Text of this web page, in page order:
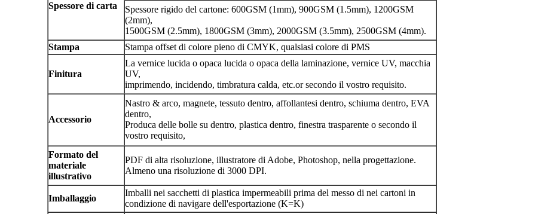
Spessore di carta
Spessore rigido del cartone: 600GSM (1mm), 900GSM (1.5mm), 1200GSM
(2mm),
1500GSM (2.5mm), 1800GSM (3mm), 2000GSM (3.5mm), 2500GSM (4mm).
Stampa
Stampa offset di colore pieno di CMYK, qualsiasi colore di PMS
Finitura
La vernice lucida o opaca lucida o opaca della laminazione, vernice UV, macchia
UV,
imprimendo, incidendo, timbratura calda, etc.or secondo il vostro requisito.
Accessorio
Nastro & arco, magnete, tessuto dentro, affollantesi dentro, schiuma dentro, EVA
dentro,
Produca delle bolle su dentro, plastica dentro, finestra trasparente o secondo il
vostro requisito,
Formato del
materiale
illustrativo
PDF di alta risoluzione, illustratore di Adobe, Photoshop, nella progettazione.
Almeno una risoluzione di 3000 DPI.
Imballaggio
Imballi nei sacchetti di plastica impermeabili prima del messo di nei cartoni in
condizione di navigare dell'esportazione (K=K)